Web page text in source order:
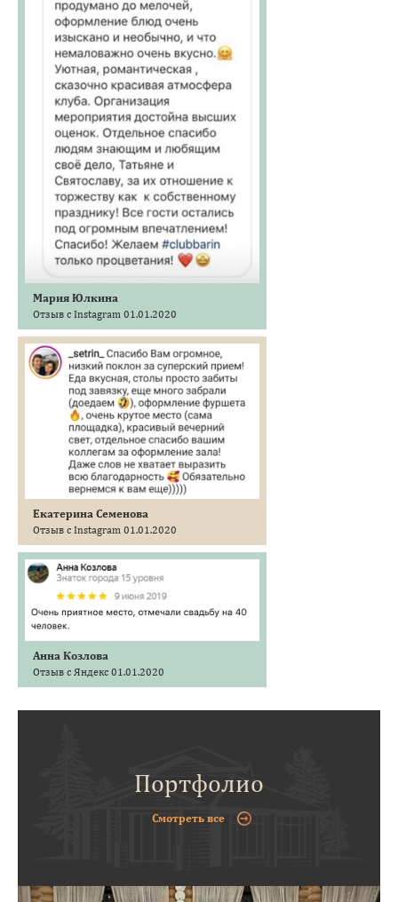
Мария Юлкина
Отзыв с Instagram 01.01.2020
Екатерина Семенова
Отзыв с Instagram 01.01.2020
Анна Козлова
Отзыв с Яндекс 01.01.2020
Портфолио
Смотреть все